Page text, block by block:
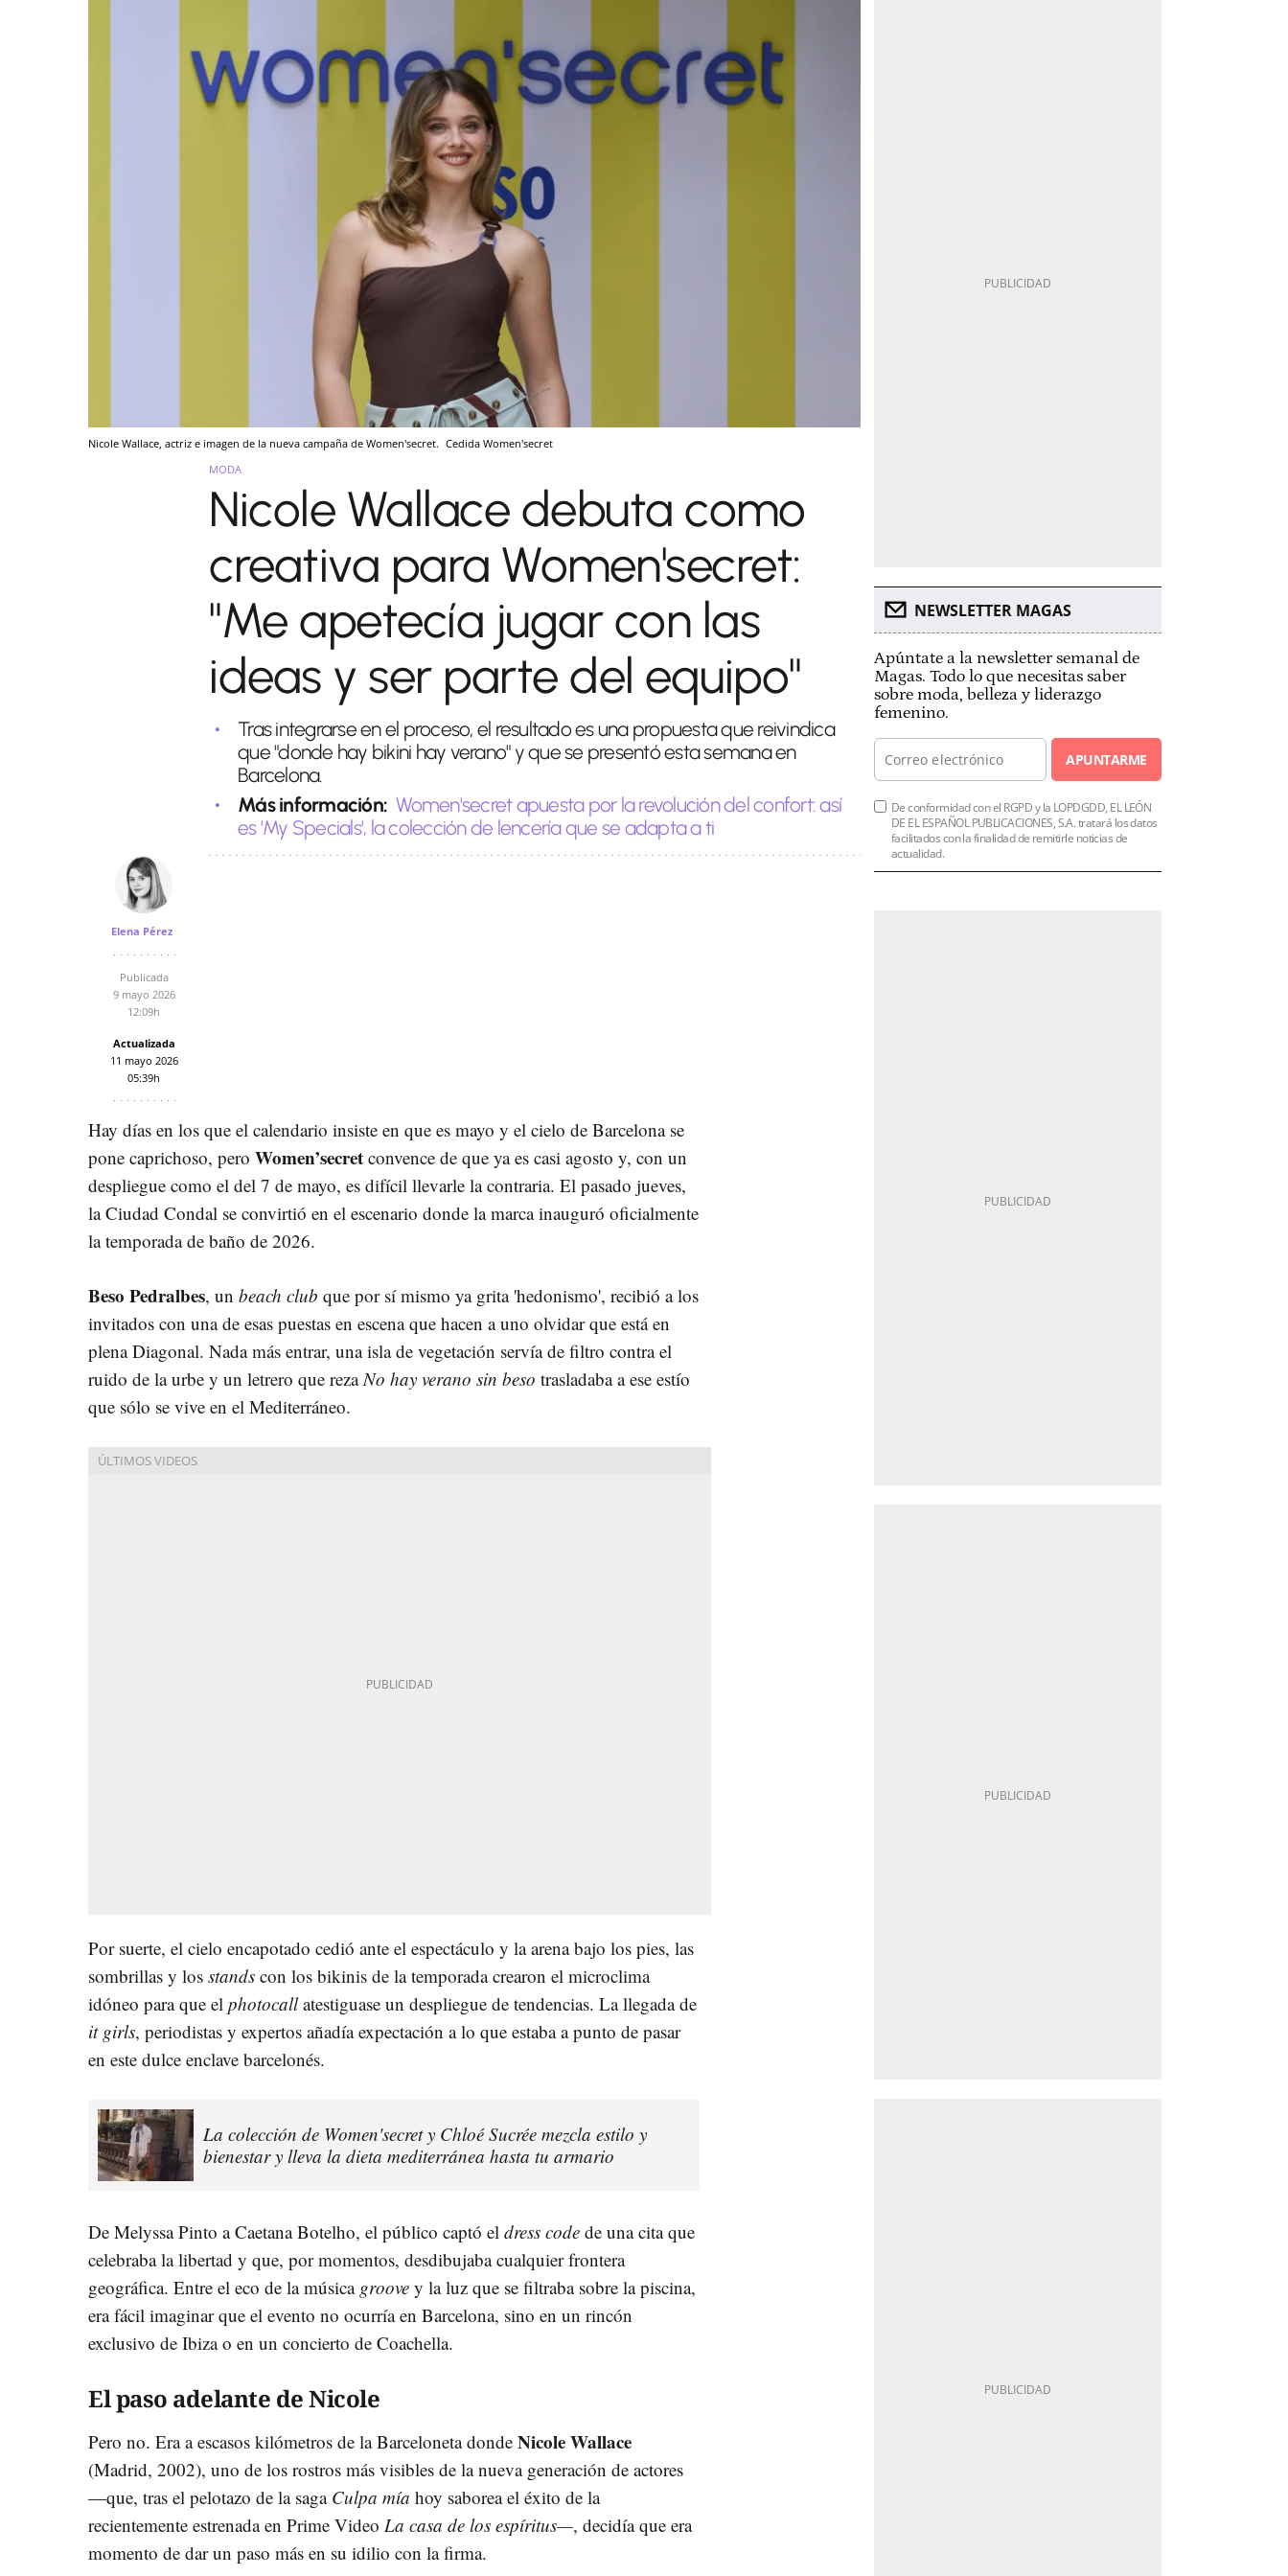
Nicole Wallace, actriz e imagen de la nueva campaña de Women'secret. Cedida Women'secret
MODA
Nicole Wallace debuta como
creativa para Women'secret:
"Me apetecía jugar con las
ideas y ser parte del equipo"
Tras integrarse en el proceso, el resultado es una propuesta que reivindica
que "donde hay bikini hay verano" y que se presentó esta semana en
Barcelona.
Más información: Women'secret apuesta por la revolución del confort: así
es 'My Specials', la colección de lencería que se adapta a ti
Elena Pérez
Publicada
9 mayo 2026
12:09h
Actualizada
11 mayo 2026
05:39h
Hay días en los que el calendario insiste en que es mayo y el cielo de Barcelona se
pone caprichoso, pero Women’secret convence de que ya es casi agosto y, con un
despliegue como el del 7 de mayo, es difícil llevarle la contraria. El pasado jueves,
la Ciudad Condal se convirtió en el escenario donde la marca inauguró oficialmente
la temporada de baño de 2026.
Beso Pedralbes, un beach club que por sí mismo ya grita 'hedonismo', recibió a los
invitados con una de esas puestas en escena que hacen a uno olvidar que está en
plena Diagonal. Nada más entrar, una isla de vegetación servía de filtro contra el
ruido de la urbe y un letrero que reza No hay verano sin beso trasladaba a ese estío
que sólo se vive en el Mediterráneo.
Por suerte, el cielo encapotado cedió ante el espectáculo y la arena bajo los pies, las
sombrillas y los stands con los bikinis de la temporada crearon el microclima
idóneo para que el photocallatestiguase un despliegue de tendencias. La llegada de
it girls, periodistas y expertos añadía expectación a lo que estaba a punto de pasar
en este dulce enclave barcelonés.
La colección de Women'secret y Chloé Sucrée mezcla estilo y
bienestar y lleva la dieta mediterránea hasta tu armario
De Melyssa Pinto a Caetana Botelho, el público captó el dress code de una cita que
celebraba la libertad y que, por momentos, desdibujaba cualquier frontera
geográfica. Entre el eco de la música groove y la luz que se filtraba sobre la piscina,
era fácil imaginar que el evento no ocurría en Barcelona, sino en un rincón
exclusivo de Ibiza o en un concierto de Coachella.
El paso adelante de Nicole
Pero no. Era a escasos kilómetros de la Barceloneta donde Nicole Wallace
(Madrid, 2002), uno de los rostros más visibles de la nueva generación de actores
—que, tras el pelotazo de la saga Culpa mía hoy saborea el éxito de la
recientemente estrenada en Prime Video La casa de los espíritus—, decidía que era
momento de dar un paso más en su idilio con la firma.
NEWSLETTER MAGAS
Apúntate a la newsletter semanal de
Magas. Todo lo que necesitas saber
sobre moda, belleza y liderazgo
femenino.
APUNTARME
De conformidad con el RGPD y la LOPDGDD, EL LEÓN
DE EL ESPAÑOL PUBLICACIONES, S.A. tratará los datos
facilitados con la finalidad de remitirle noticias de
actualidad.